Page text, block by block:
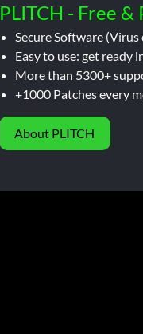
PLITCH - Free
Secure Software
Easy to use: get ready
More than 5300+
+1000 Patches every
About PLITCH